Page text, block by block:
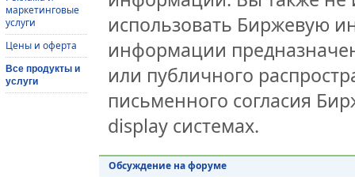
маркетинговые
услуги
Цены и оферта
Все продукты и
услуги
использовать Биржевую
информации
или публичного
письменного согласия
display системах.
Обсуждение на форуме